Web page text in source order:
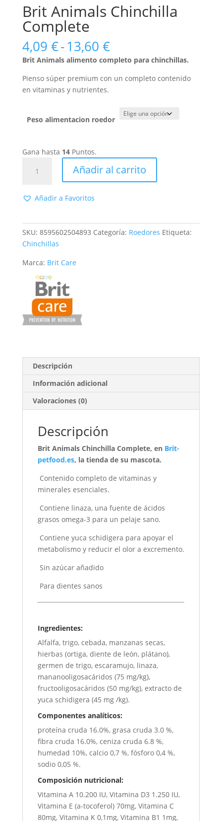
Brit Animals Chinchilla
Complete
4,09 €-13,60 €Rango
de
precios:
desde
13,60 €
Brit Animals alimento completo para chinchillas.
Pienso súper premium con un completo contenido
en vitaminas y nutrientes.
Peso alimentacion roedor
Gana hasta 14Puntos.
Animals
Complete
Añadir al carrito
Añadir a Favoritos
SKU: 8595602504893 Categoría: Roedores Etiqueta:
Chinchillas
Marca: Brit Care
Descripción
Información adicional
Valoraciones (0)
Descripción
Brit Animals Chinchilla Complete, en Brit-
petfood.es, la tienda de su mascota.
Contenido completo de vitaminas y
minerales esenciales.
Contiene linaza, una fuente de ácidos
grasos omega-3 para un pelaje sano.
Contiene yuca schidigera para apoyar el
metabolismo y reducir el olor a excremento.
Sin azúcar añadido
Para dientes sanos
Ingredientes:
Alfalfa, trigo, cebada, manzanas secas,
hierbas (ortiga, diente de león, plátano),
germen de trigo, escaramujo, linaza,
mananooligosacáridos (75 mg/kg),
fructooligosacáridos (50 mg/kg), extracto de
yuca schidigera (45 mg /kg).
Componentes analíticos:
proteína cruda 16.0%, grasa cruda 3.0 %,
fibra cruda 16.0%, ceniza cruda 6.8 %,
humedad 10%, calcio 0,7 %, fósforo 0,4 %,
sodio 0,05 %.
Composición nutricional:
Vitamina A 10.200 IU, Vitamina D3 1.250 IU,
Vitamina E (a-tocoferol) 70mg, Vitamina C
80mg, Vitamina K 0,1mg, Vitamina B1 1mg,